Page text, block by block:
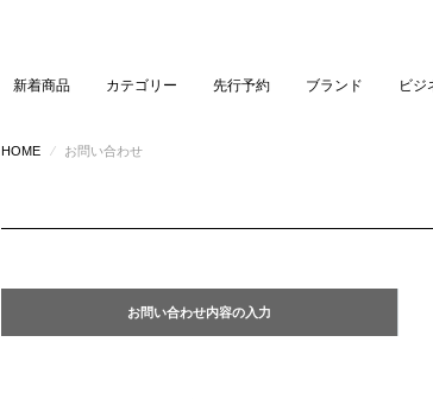
新着商品 カテゴリー 先行予約 ブランド ビジ
HOME ⁄ お問い合わせ
お問い合わせ内容の入力